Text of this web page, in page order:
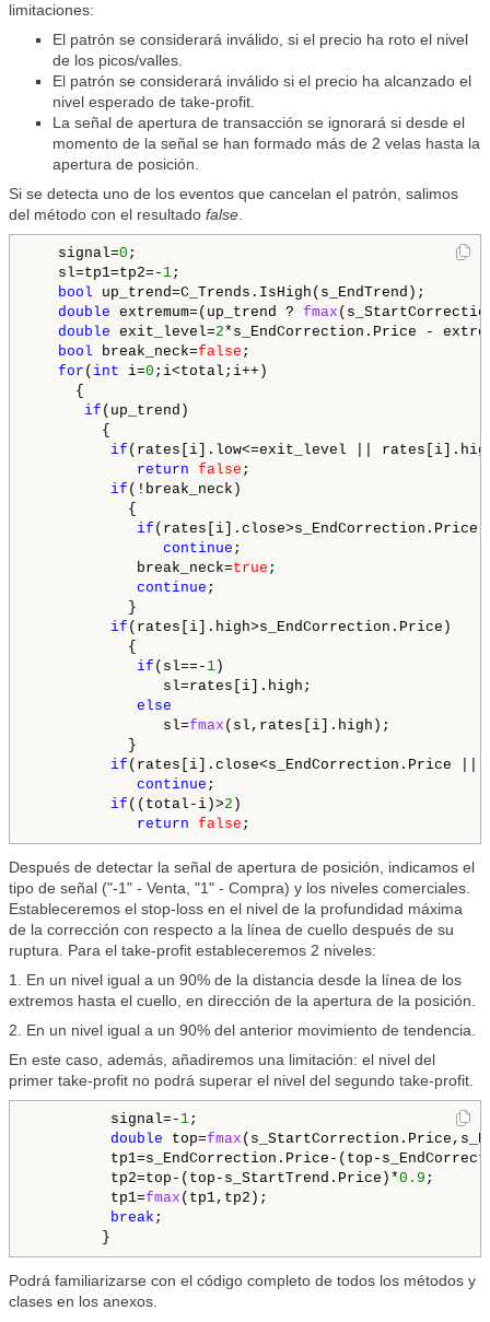
limitaciones:
El patrón se considerará inválido, si el precio ha roto el nivel
de los picos/valles.
El patrón se considerará inválido si el precio ha alcanzado el
nivel esperado de take-profit.
La señal de apertura de transacción se ignorará si desde el
momento de la señal se han formado más de 2 velas hasta la
apertura de posición.
Si se detecta uno de los eventos que cancelan el patrón, salimos
del método con el resultado false.
signal=0 ;
sl=tp1=tp2=- 1;
bool up_trend=C_Trends.IsHigh(s_EndTrend);
double extremum=(up_trend ? fmax
double exit_level=2*s_EndCorrection.Price -
bool break_neck=false ;
for ( int i=0 ;i<total;i++)
{
if (up_trend)
{
if (rates[i].low<=exit_level ||
return false ;
if (!break_neck)
{
if (rates[i].close>s_EndCorrection.Price)
continue ;
break_neck=true ;
continue ;
}
if (rates[i].high>s_EndCorrection.Price)
{
if (sl==- 1 )
sl=rates[i].high;
else
sl=fmax (sl,rates[i].high);
}
if (rates[i].close<s_EndCorrection.Price ||
continue ;
if ((total-i)>2 )
return false
Después de detectar la señal de apertura de posición, indicamos el
tipo de señal ("-1" - Venta, "1" - Compra) y los niveles comerciales.
Estableceremos el stop-loss en el nivel de la profundidad máxima
de la corrección con respecto a la línea de cuello después de su
ruptura. Para el take-profit estableceremos 2 niveles:
1. En un nivel igual a un 90% de la distancia desde la línea de los
extremos hasta el cuello, en dirección de la apertura de la posición.
2. En un nivel igual a un 90% del anterior movimiento de tendencia.
En este caso, además, añadiremos una limitación: el nivel del
primer take-profit no podrá superar el nivel del segundo take-profit.
signal=- 1;
double top=fmax
tp1=s_EndCorrection.Price-(top-
tp2=top-(top-s_StartTrend.Price)*0.9 ;
tp1=fmax (tp1,tp2);
break ;
Podrá familiarizarse con el código completo de todos los métodos y
clases en los anexos.